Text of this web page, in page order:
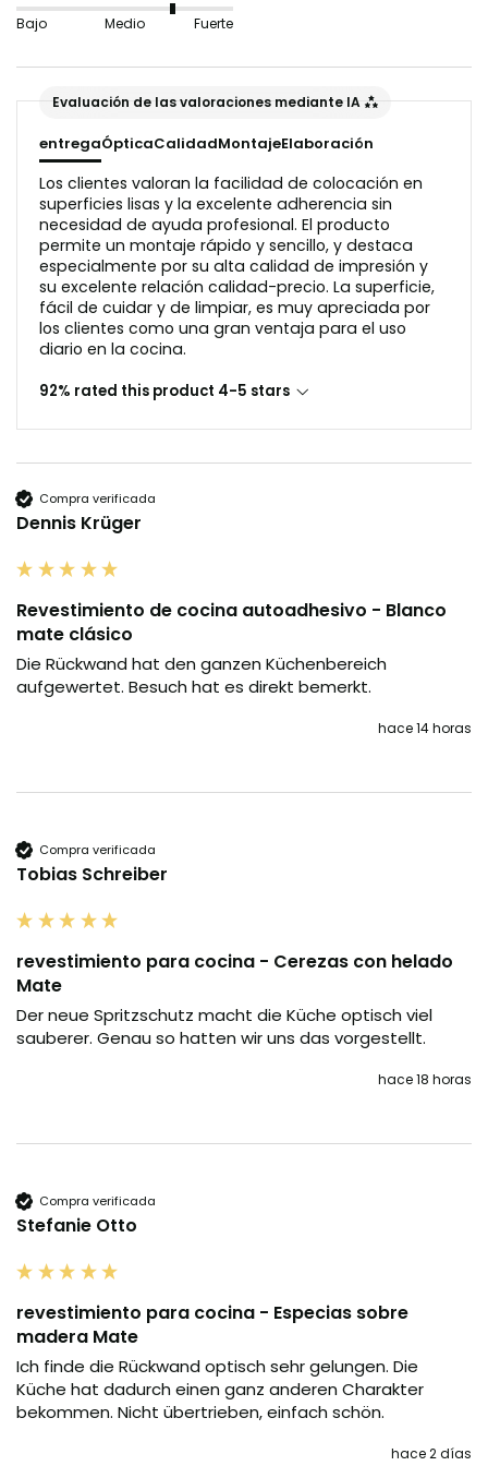
ondulados o el papel pintado rugoso no son
de la aplicación.
Bajo Medio Fuerte
Evaluación de las valoraciones mediante IA
entregaÓpticaCalidadMontajeElaboración
Los clientes valoran la facilidad de colocación en
superficies lisas y la excelente adherencia sin
necesidad de ayuda profesional. El producto
permite un montaje rápido y sencillo, y destaca
especialmente por su alta calidad de impresión y
su excelente relación calidad-precio. La superficie,
fácil de cuidar y de limpiar, es muy apreciada por
los clientes como una gran ventaja para el uso
diario en la cocina.
92% rated this product 4-5 stars
Compra verificada
Dennis Krüger
Revestimiento de cocina autoadhesivo - Blanco
mate clásico
Die Rückwand hat den ganzen Küchenbereich
aufgewertet. Besuch hat es direkt bemerkt.
hace 14 horas
Compra verificada
Tobias Schreiber
revestimiento para cocina - Cerezas con helado
Mate
Der neue Spritzschutz macht die Küche optisch viel
sauberer. Genau so hatten wir uns das vorgestellt.
hace 18 horas
Compra verificada
Stefanie Otto
revestimiento para cocina - Especias sobre
madera Mate
Ich finde die Rückwand optisch sehr gelungen. Die
Küche hat dadurch einen ganz anderen Charakter
bekommen. Nicht übertrieben, einfach schön.
hace 2 días